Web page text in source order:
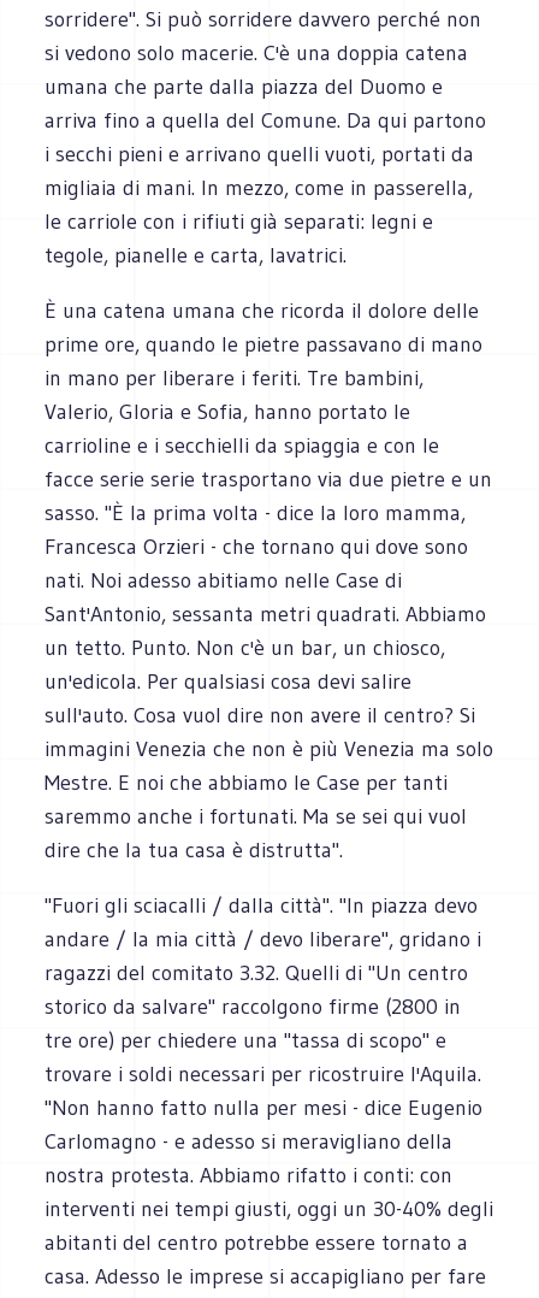
sorridere". Si può sorridere davvero perché non
si vedono solo macerie. C'è una doppia catena
umana che parte dalla piazza del Duomo e
arriva fino a quella del Comune. Da qui partono
i secchi pieni e arrivano quelli vuoti, portati da
migliaia di mani. In mezzo, come in passerella,
le carriole con i rifiuti già separati: legni e
tegole, pianelle e carta, lavatrici.
È una catena umana che ricorda il dolore delle
prime ore, quando le pietre passavano di mano
in mano per liberare i feriti. Tre bambini,
Valerio, Gloria e Sofia, hanno portato le
carrioline e i secchielli da spiaggia e con le
facce serie serie trasportano via due pietre e un
sasso. "È la prima volta - dice la loro mamma,
Francesca Orzieri - che tornano qui dove sono
nati. Noi adesso abitiamo nelle Case di
Sant'Antonio, sessanta metri quadrati. Abbiamo
un tetto. Punto. Non c'è un bar, un chiosco,
un'edicola. Per qualsiasi cosa devi salire
sull'auto. Cosa vuol dire non avere il centro? Si
immagini Venezia che non è più Venezia ma solo
Mestre. E noi che abbiamo le Case per tanti
saremmo anche i fortunati. Ma se sei qui vuol
dire che la tua casa è distrutta".
"Fuori gli sciacalli / dalla città". "In piazza devo
andare / la mia città / devo liberare", gridano i
ragazzi del comitato 3.32. Quelli di "Un centro
storico da salvare" raccolgono firme (2800 in
tre ore) per chiedere una "tassa di scopo" e
trovare i soldi necessari per ricostruire l'Aquila.
"Non hanno fatto nulla per mesi - dice Eugenio
Carlomagno - e adesso si meravigliano della
nostra protesta. Abbiamo rifatto i conti: con
interventi nei tempi giusti, oggi un 30-40% degli
abitanti del centro potrebbe essere tornato a
casa. Adesso le imprese si accapigliano per fare